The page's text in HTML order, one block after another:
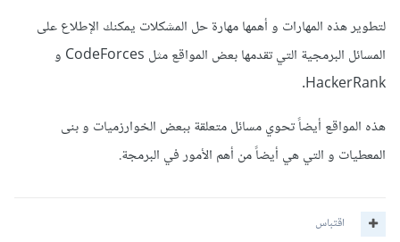
لتطوير هذه المهارات و أهمها مهارة حل المشكلات يمكنك الإطلاع على
المسائل البرمجية التي تقدمها بعض المواقع مثل CodeForces و
HackerRank.
هذه المواقع أيضاً تحوي مسائل متعلقة ببعض الخوارزميات و بنى
المعطيات و التي هي أيضاً من أهم الأمور في البرمجة.
اقتباس